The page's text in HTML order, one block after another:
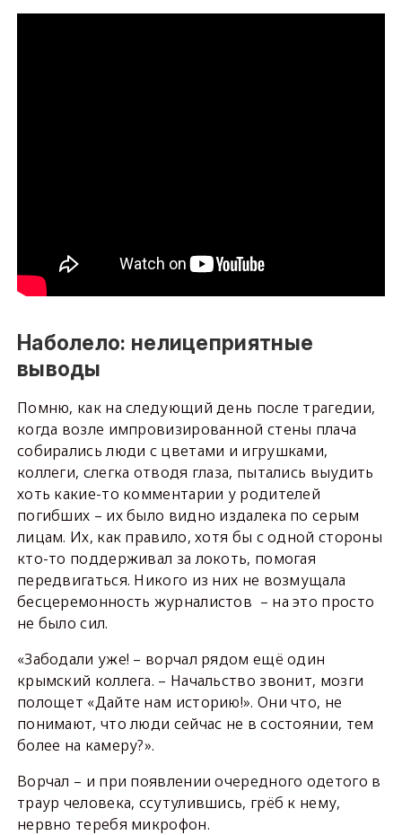
Наболело: нелицеприятные
выводы
Помню, как на следующий день после трагедии,
когда возле импровизированной стены плача
собирались люди с цветами и игрушками,
коллеги, слегка отводя глаза, пытались выудить
хоть какие-то комментарии у родителей
погибших – их было видно издалека по серым
лицам. Их, как правило, хотя бы с одной стороны
кто-то поддерживал за локоть, помогая
передвигаться. Никого из них не возмущала
бесцеремонность журналистов – на это просто
не было сил.
«Забодали уже! – ворчал рядом ещё один
крымский коллега. – Начальство звонит, мозги
полощет «Дайте нам историю!». Они что, не
понимают, что люди сейчас не в состоянии, тем
более на камеру?».
Ворчал – и при появлении очередного одетого в
траур человека, ссутулившись, грёб к нему,
нервно теребя микрофон.